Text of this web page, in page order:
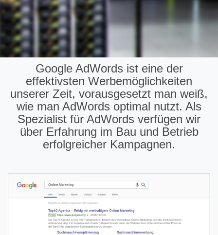
Google AdWords ist eine der
effektivsten Werbemöglichkeiten
unserer Zeit, vorausgesetzt man weiß,
wie man AdWords optimal nutzt. Als
Spezialist für AdWords verfügen wir
über Erfahrung im Bau und Betrieb
erfolgreicher Kampagnen.